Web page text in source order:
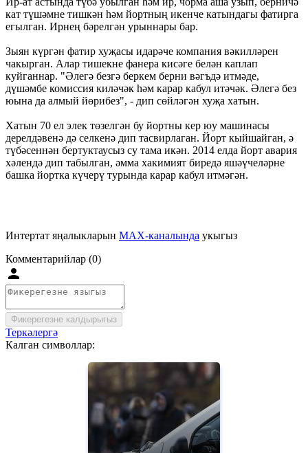
кат түшәмне тишкән һәм йортның икенче катындагы фатирга
егылган. Ирнең бәрелгән урыннары бар.
Зыян күргән фатир хуҗасы идарәче компания вәкилләрен
чакырган. Алар тишекне фанера кисәге белән каплап
куйганнар. "Әлегә безгә беркем берни вәгъдә итмәде,
дүшәмбе комиссия киләчәк һәм карар кабул итәчәк. Әлегә без
юына да алмый йөрибез", - дип сөйләгән хуҗа хатын.
Хатын 70 ел элек төзелгән бу йортны кер юу машинасы
дерелдәвенә дә селкенә дип тасвирлаган. Йорт кыйшайган, ә
түбәсеннән бертуктаусыз су тама икән. 2014 елда йорт авария
хәлендә дип табылган, әмма хакимият биредә яшәүчеләрне
башка йортка күчерү турында карар кабул итмәгән.
Интертат яңалыкларын MAX-каналында укыгыз
Комментарийлар (0)
Фикерегезне калдырыгыз
Теркәлергә
Калган символлар: